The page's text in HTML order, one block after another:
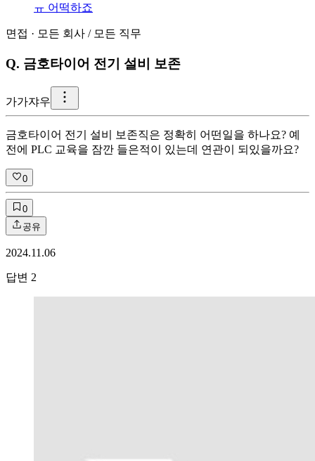
ㅠ 어떡하죠
면접 · 모든 회사 / 모든 직무
Q. 금호타이어 전기 설비 보존
가가쟈우
금호타이어 전기 설비 보존직은 정확히 어떤일을 하나요? 예
전에 PLC 교육을 잠깐 들은적이 있는데 연관이 되있을까요?
0
0
공유
2024.11.06
답변 2